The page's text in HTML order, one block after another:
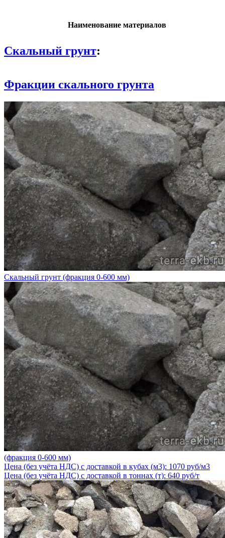
Наименование материалов
Скальный грунт:
Фракции скального грунта
Скальный грунт (фракция 0-600 мм)
(фракция 0-600 мм)
Цена (без учёта НДС) с доставкой в кубах (м3): 1070 руб/м3
Цена (без учёта НДС) с доставкой в тоннах (т): 640 руб/т